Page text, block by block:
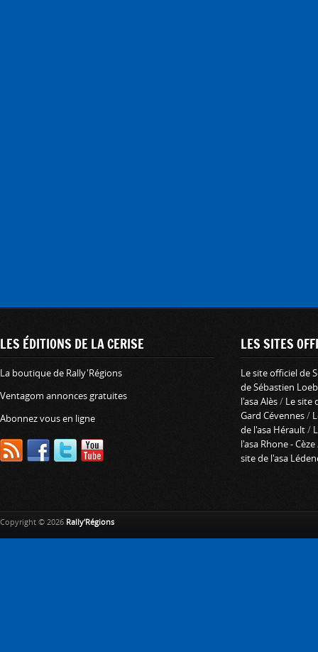
LES ÉDITIONS DE LA CERISE
La boutique de Rally'Régions
Ventagom annonces gratuites
Abonnez vous en ligne
LES SITES
Le site officiel de
de Sébastien Loeb
l'asa Alès/ Le site
Gard Cévennes/
de l'asa Hérault/
l'asa Rhone - Cèze
site de l'asa
Copyright © 2026 Rally'Régions